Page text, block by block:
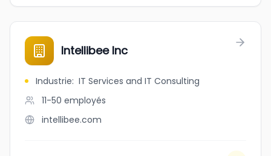
Intellibee Inc
Industrie: IT Services and IT Consulting
11-50 employés
intellibee.com